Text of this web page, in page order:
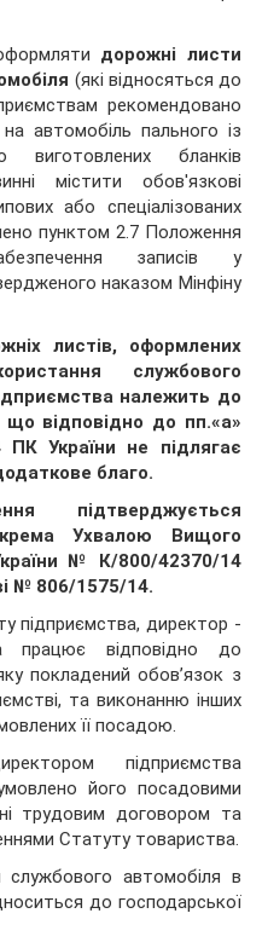
дорожні листи
(які відносяться до
рекомендовано
автомобіль пального із
виготовлених бланків
містити обов'язкові
або спеціалізованих
пунктом 2.7 Положення
записів у
наказом Мінфіну
листів, оформлених
службового
належить до
що відповідно до пп.«а»
ПК України не підлягає
благо.
підтверджується
Ухвалою Вищого
№ К/800/42370/14
№ 806/1575/14.
підприємства, директор -
відповідно до
покладений обов’язок з
та виконанню інших
її посадою.
підприємства
його посадовими
трудовим договором та
Статуту товариства.
автомобіля в
до господарської